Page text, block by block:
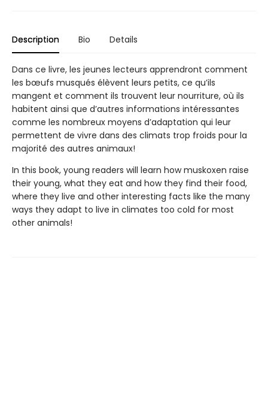
Description Bio Details
Dans ce livre, les jeunes lecteurs apprendront comment
les bœufs musqués élèvent leurs petits, ce qu’ils
mangent et comment ils trouvent leur nourriture, où ils
habitent ainsi que d’autres informations intéressantes
comme les nombreux moyens d’adaptation qui leur
permettent de vivre dans des climats trop froids pour la
majorité des autres animaux!
In this book, young readers will learn how muskoxen raise
their young, what they eat and how they find their food,
where they live and other interesting facts like the many
ways they adapt to live in climates too cold for most
other animals!